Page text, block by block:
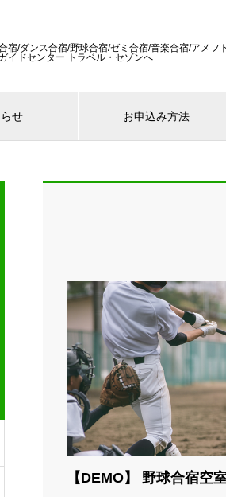
宿/ダンス合宿/野球合宿/ゼミ合宿/音楽合宿/アメフ
イドセンター トラベル・セゾンへ
せ お申込み方法
【DEMO】 野球合宿空